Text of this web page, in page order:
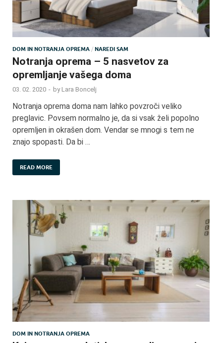
DOM IN NOTRANJA OPREMA / NAREDI SAM
Notranja oprema – 5 nasvetov za
opremljanje vašega doma
03. 02. 2020 - by Lara Boncelj
Notranja oprema doma nam lahko povzroči veliko
preglavic. Povsem normalno je, da si vsak želi popolno
opremljen in okrašen dom. Vendar se mnogi s tem ne
znajo spopasti. Da bi …
READ MORE
DOM IN NOTRANJA OPREMA